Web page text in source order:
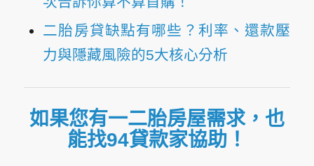
二胎房貸缺點有哪些？利率、還款壓
力與隱藏風險的5大核心分析
如果您有一二胎房屋需求，也
能找94貸款家協助！